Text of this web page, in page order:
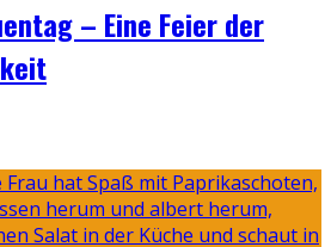
– Eine Feier der